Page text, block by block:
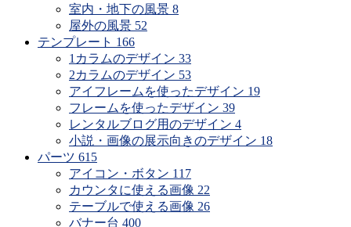
室内・地下の風景 8
屋外の風景 52
テンプレート 166
1カラムのデザイン 33
2カラムのデザイン 53
アイフレームを使ったデザイン 19
フレームを使ったデザイン 39
レンタルブログ用のデザイン 4
小説・画像の展示向きのデザイン 18
パーツ 615
アイコン・ボタン 117
カウンタに使える画像 22
テーブルで使える画像 26
バナー台 400